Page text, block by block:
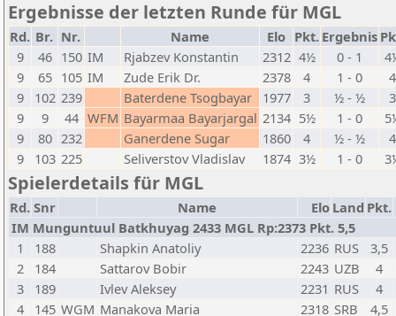
Ergebnisse der letzten Runde für MGL
Rd. Br. Nr. Name Elo Pkt. Ergebnis
9
46 150 IM Rjabzev Konstantin 2312 4½ 0 - 1
9
65 105 IM Zude Erik Dr. 2378 4 1 - 0
4
9
102 239 Baterdene Tsogbayar 1977 3 ½ - ½
3
9
9 44 WFM Bayarmaa Bayarjargal 2134 5½ 1 - 0
9
80 232 Ganerdene Sugar 1860 4 ½ - ½
4
9
103 225 Seliverstov Vladislav 1874 3½ 1 - 0
Spielerdetails für MGL
Rd. Snr Name Elo Land Pkt.
IM Munguntuul Batkhuyag 2433 MGL Rp:2373 Pkt. 5,5
1
188 Shapkin Anatoliy 2236 RUS
3,5
2
184 Sattarov Bobir 2243 UZB
4
3
189 Ivlev Aleksey 2231 RUS
4
4
145 WGM Manakova Maria 2318 SRB
4,5